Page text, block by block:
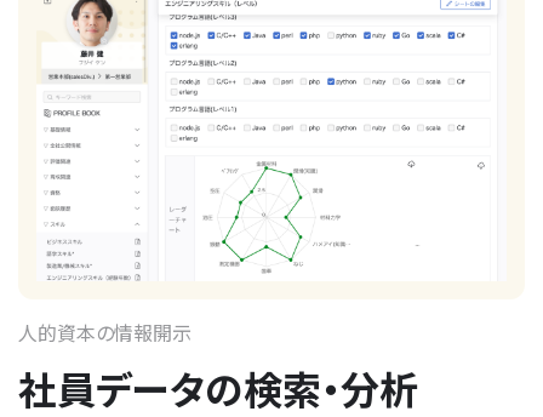
人的資本の情報開示
社員データの検索・分析